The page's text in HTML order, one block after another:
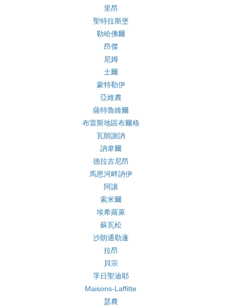
里昂
聖特拉斯堡
勒哈佛爾
昂傑
尼姆
土爾
蒙特勒伊
亞維農
薩特魯維爾
布雷斯地區布爾格
瓦朗謝訥
訥韋爾
德拉吉尼昂
馬恩河畔訥伊
阿讓
索米爾
埃希羅萊
蘇瓦松
沙朗通勒蓬
拉昂
貝宗
孚日聖迪耶
Maisons-Laffitte
瑟農